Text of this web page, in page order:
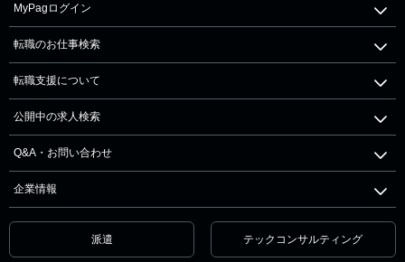
MyPagログイン
転職のお仕事検索
転職支援について
公開中の求人検索
Q&A・お問い合わせ
企業情報
派遣 テックコンサルティング